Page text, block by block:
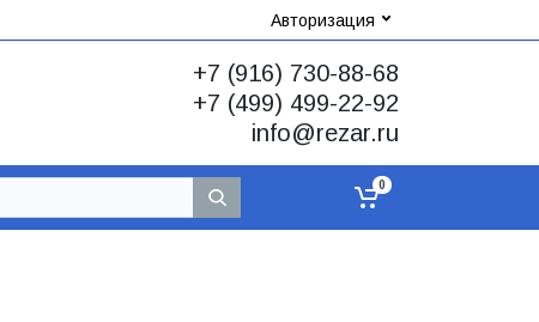
Авторизация
+7 (916) 730-88-68
+7 (499) 499-22-92
info@rezar.ru
0